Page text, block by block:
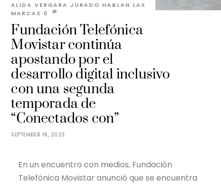
SEPTEMBER 18, 2023
Fundación Telefónica
Movistar continúa
apostando por el
desarrollo digital inclusivo
con una segunda
temporada de
“Conectados con”
ALIDA VERGARA JURADO HABLAN LAS
MARCAS 0
En un encuentro con medios, Fundación
Telefónica Movistar anunció que se encuentra